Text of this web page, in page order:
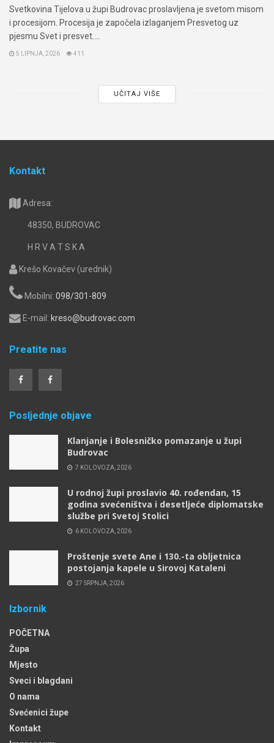
Svetkovina Tijelova u župi Budrovac proslavljena je svetom misom
i procesijom. Procesija je započela izlaganjem Presvetog uz
pjesmu Svet i presvet....
5 LIPNJA, 2026 411
UČITAJ VIŠE
Kontakt
Adresa:
48350, BUDROVAC
H R V A T S K A
Krešo Kovačev (urednik)
Mobilni: 098/301-809
E-mail: kreso@budrovac.com
Preatite nas
Posljednje objave
Klanjanje i Bolesničko pomazanje u župi
Budrovac
7 KOLOVOZA, 2026
U rodnoj župi proslavio 40. rođendan, 15
godina svećeništva i desetljeće diplomatske
službe pri Svetoj Stolici
6 KOLOVOZA, 2026
Proštenje svete Ane i 130.-ta obljetnica
postojanja kapele u Sirovoj Kataleni
27 SRPNJA, 2026
Izbornik
POČETNA
Župa
Mjesto
Sveci i blagdani
O nama
Svećenici župe
Kontakt